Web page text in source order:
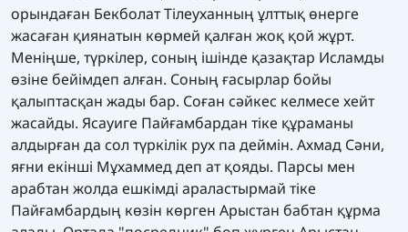
орындаған Бекболат Тілеуханның ұлттық өнерге
жасаған қиянатын көрмей қалған жоқ қой жұрт.
Меніңше, түркілер, соның ішінде қазақтар Исламды
өзіне бейімдеп алған. Соның ғасырлар бойы
қалыптасқан жады бар. Соған сәйкес келмесе хейт
жасайды. Ясауиге Пайғамбардан тіке құраманы
алдырған да сол түркілік рух па деймін. Ахмад Сәни,
яғни екінші Мұхаммед деп ат қояды. Парсы мен
арабтан жолда ешкімді араластырмай тіке
Пайғамбардың көзін көрген Арыстан бабтан құрма